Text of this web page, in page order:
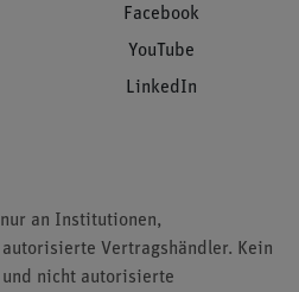
Facebook
YouTube
LinkedIn
an Institutionen,
Vertragshändler. Kein
nicht autorisierte